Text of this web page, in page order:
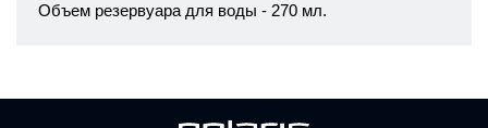
Объем резервуара для воды - 270 мл.